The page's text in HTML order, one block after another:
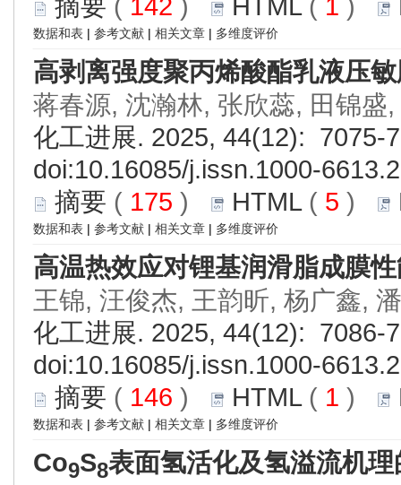
摘要 ( 142 ) HTML( 1 )
数据和表 | 参考文献 | 相关文章 | 多维度评价
高剥离强度聚丙烯酸酯乳液压
蒋春源, 沈瀚林, 张欣蕊, 田锦盛
化工进展. 2025, 44(12): 7075-
doi:10.16085/j.issn.1000-
摘要 ( 175 ) HTML( 5 )
数据和表 | 参考文献 | 相关文章 | 多维度评价
高温热效应对锂基润滑脂成膜
王锦, 汪俊杰, 王韵昕, 杨广鑫,
化工进展. 2025, 44(12): 7086-
doi:10.16085/j.issn.1000-
摘要 ( 146 ) HTML( 1 )
数据和表 | 参考文献 | 相关文章 | 多维度评价
Co9S8表面氢活化及氢溢流机